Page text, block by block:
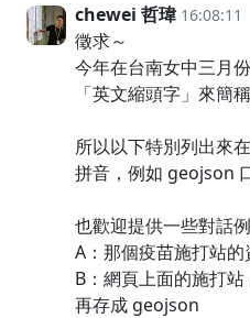
chewei 哲瑋 16:08:11
徵求～
今年在台南女中三月
「英文縮頭字」來簡
所以以下特別列出來
拼音，例如 geojson
也歡迎提供一些對話例
A：那個疫苗施打站
B：網頁上面的施打
再存成 geojson